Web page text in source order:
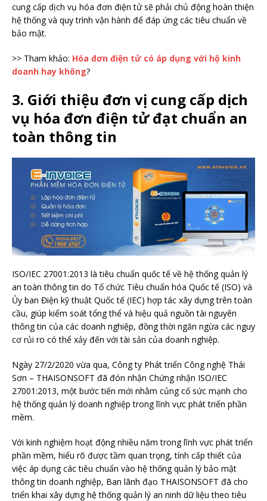
cung cấp dịch vụ hóa đơn điện tử sẽ phải chủ động hoàn thiện
hệ thống và quy trình vận hành để đáp ứng các tiêu chuẩn về
bảo mật.
>> Tham khảo: Hóa đơn điện tử có áp dụng với hộ kinh
doanh hay không?
3. Giới thiệu đơn vị cung cấp dịch
vụ hóa đơn điện tử đạt chuẩn an
toàn thông tin
ISO/IEC 27001:2013 là tiêu chuẩn quốc tế về hệ thống quản lý
an toàn thông tin do Tổ chức Tiêu chuẩn hóa Quốc tế (ISO) và
Ủy ban Điện kỹ thuật Quốc tế (IEC) hợp tác xây dựng trên toàn
cầu, giúp kiểm soát tổng thể và hiệu quả nguồn tài nguyên
thông tin của các doanh nghiệp, đồng thời ngăn ngừa các nguy
cơ rủi ro có thể xảy đến với tài sản của doanh nghiệp.
Ngày 27/2/2020 vừa qua, Công ty Phát triển Công nghệ Thái
Sơn – THAISONSOFT đã đón nhận Chứng nhận ISO/IEC
27001:2013, một bước tiến mới nhằm củng cố sức mạnh cho
hệ thống quản lý doanh nghiệp trong lĩnh vực phát triển phần
mềm.
Với kinh nghiệm hoạt động nhiều năm trong lĩnh vực phát triển
phần mềm, hiểu rõ được tầm quan trọng, tính cấp thiết của
việc áp dụng các tiêu chuẩn vào hệ thống quản lý bảo mật
thông tin doanh nghiệp, Ban lãnh đạo THAISONSOFT đã cho
triển khai xây dựng hệ thống quản lý an ninh dữ liệu theo tiêu